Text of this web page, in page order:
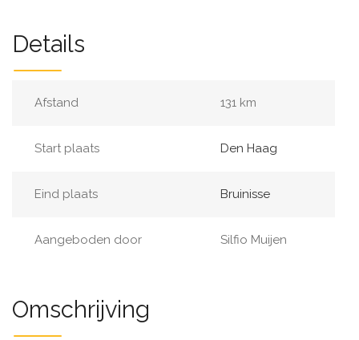
Details
Afstand 131 km
Start plaats Den Haag
Eind plaats Bruinisse
Aangeboden door Silfio Muijen
Omschrijving